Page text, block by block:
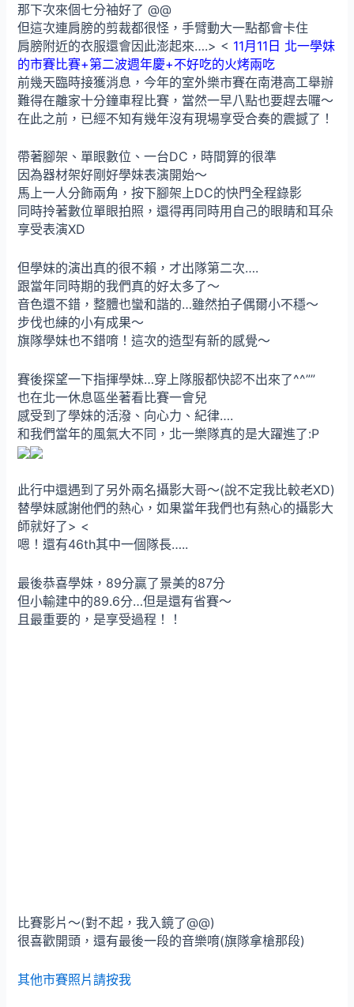
那下次來個七分袖好了 @@
但這次連肩膀的剪裁都很怪，手臂動大一點都會卡住
肩膀附近的衣服還會因此澎起來….> < 11月11日 北一學妹
的市賽比賽+第二波週年慶+不好吃的火烤兩吃
前幾天臨時接獲消息，今年的室外樂市賽在南港高工舉辦
難得在離家十分鐘車程比賽，當然一早八點也要趕去囉～
在此之前，已經不知有幾年沒有現場享受合奏的震撼了！
帶著腳架、單眼數位、一台DC，時間算的很準
因為器材架好剛好學妹表演開始～
馬上一人分飾兩角，按下腳架上DC的快門全程錄影
同時拎著數位單眼拍照，還得再同時用自己的眼睛和耳朵
享受表演XD
但學妹的演出真的很不賴，才出隊第二次….
跟當年同時期的我們真的好太多了～
音色還不錯，整體也蠻和諧的…雖然拍子偶爾小不穩～
步伐也練的小有成果～
旗隊學妹也不錯唷！這次的造型有新的感覺～
賽後探望一下指揮學妹…穿上隊服都快認不出來了^^””
也在北一休息區坐著看比賽一會兒
感受到了學妹的活潑、向心力、紀律….
和我們當年的風氣大不同，北一樂隊真的是大躍進了:P
此行中還遇到了另外兩名攝影大哥～(說不定我比較老XD)
替學妹感謝他們的熱心，如果當年我們也有熱心的攝影大
師就好了> <
嗯！還有46th其中一個隊長…..
最後恭喜學妹，89分贏了景美的87分
但小輸建中的89.6分…但是還有省賽～
且最重要的，是享受過程！！
比賽影片～(對不起，我入鏡了@@)
很喜歡開頭，還有最後一段的音樂唷(旗隊拿槍那段)
其他市賽照片請按我